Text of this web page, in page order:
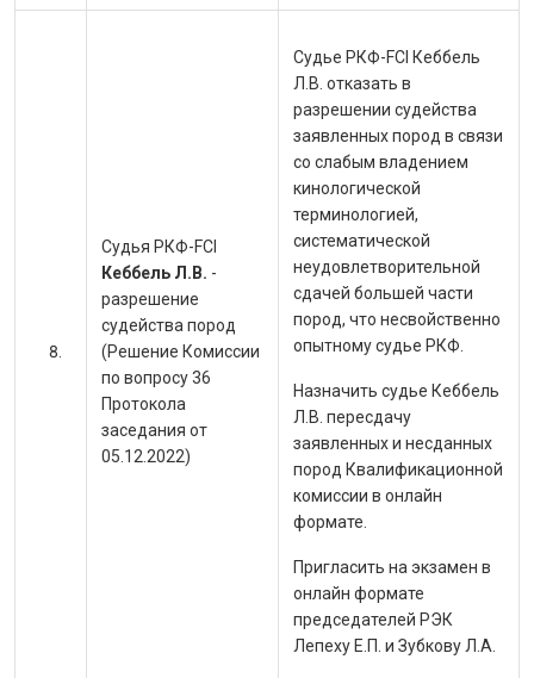
Судья РКФ-FCI
Кеббель Л.В. -
разрешение
судейства пород
(Решение Комиссии
по вопросу 36
Протокола
заседания от
05.12.2022)
Судье РКФ-FCI Кеббель
Л.В. отказать в
разрешении судейства
заявленных пород в связи
со слабым владением
кинологической
терминологией,
систематической
неудовлетворительной
сдачей большей части
пород, что несвойственно
опытному судье РКФ.
Назначить судье Кеббель
Л.В. пересдачу
заявленных и несданных
пород Квалификационной
комиссии в онлайн
формате.
Пригласить на экзамен в
онлайн формате
председателей РЭК
Лепеху Е.П. и Зубкову Л.А.